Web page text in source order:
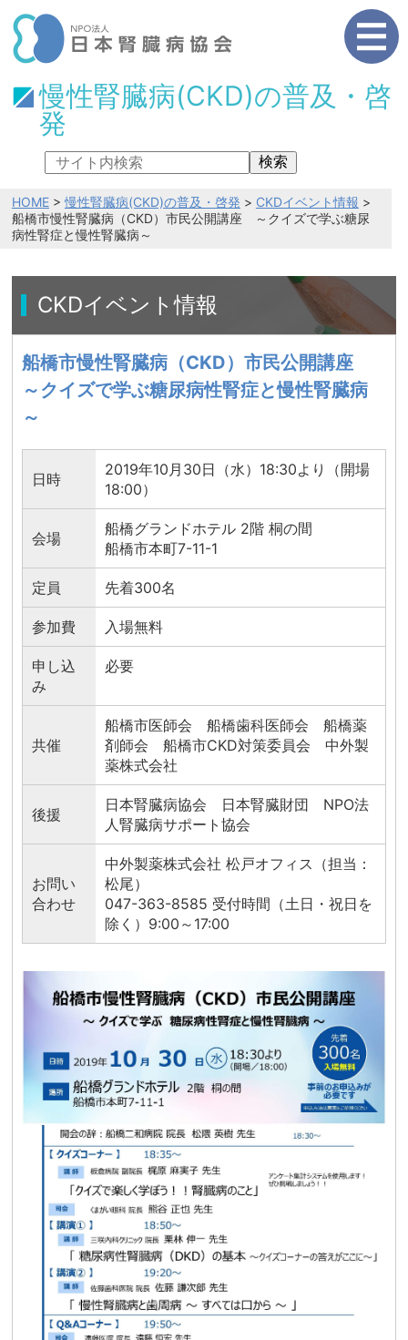
慢性腎臓病(CKD)の普及・啓
発
検索
HOME>慢性腎臓病(CKD)の普及・啓発 > CKDイベント情報 >
船橋市慢性腎臓病（CKD）市民公開講座 ～クイズで学ぶ糖尿
病性腎症と慢性腎臓病～
CKDイベント情報
船橋市慢性腎臓病（CKD）市民公開講座
～クイズで学ぶ糖尿病性腎症と慢性腎臓病
～
日時
2019年10月30日（水）18:30より（開場
18:00）
会場
船橋グランドホテル 2階 桐の間
船橋市本町7-11-1
定員 先着300名
参加費 入場無料
申し込
み
必要
共催
船橋市医師会 船橋歯科医師会 船橋薬
剤師会 船橋市CKD対策委員会 中外製
薬株式会社
後援
日本腎臓病協会 日本腎臓財団 NPO法
人腎臓病サポート協会
お問い
合わせ
中外製薬株式会社 松戸オフィス（担当：
松尾）
047-363-8585 受付時間（土日・祝日を
除く）9:00～17:00